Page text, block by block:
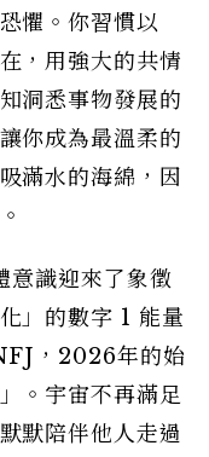
懼。你習慣以
，用強大的共情
洞悉事物發展的
你成為最溫柔的
滿水的海綿，因
意識迎來了象徵
」的數字 1 能量
，2026年的始
。宇宙不再滿足
默陪伴他人走過